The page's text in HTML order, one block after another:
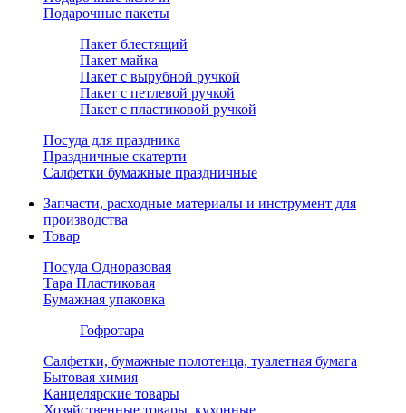
Подарочные пакеты
Пакет блестящий
Пакет майка
Пакет с вырубной ручкой
Пакет с петлевой ручкой
Пакет с пластиковой ручкой
Посуда для праздника
Праздничные скатерти
Салфетки бумажные праздничные
Запчасти, расходные материалы и инструмент для
производства
Товар
Посуда Одноразовая
Тара Пластиковая
Бумажная упаковка
Гофротара
Салфетки, бумажные полотенца, туалетная бумага
Бытовая химия
Канцелярские товары
Хозяйственные товары, кухонные